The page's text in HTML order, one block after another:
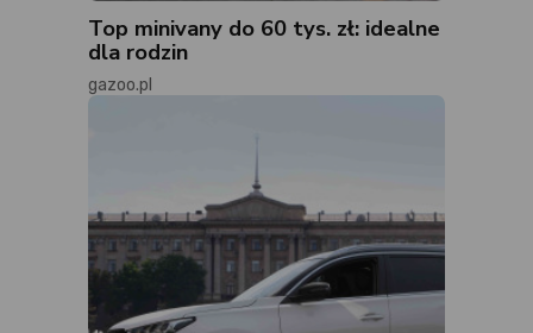
Top minivany do 60 tys. zł: idealne
dla rodzin
gazoo.pl